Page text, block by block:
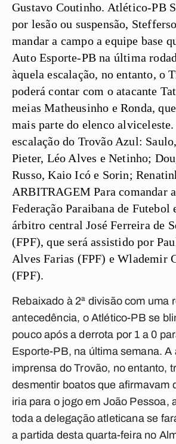
Gustavo Coutinho. Atlético-PB
por lesão ou suspensão,
mandar a campo a equipe base
Auto Esporte-PB na última
àquela escalação, no entanto, o
poderá contar com o atacante
meias Matheusinho e Ronda,
mais parte do elenco alviceleste.
escalação do Trovão Azul:
Pieter, Léo Alves e Netinho;
Russo, Kaio Icó e Sorin;
ARBITRAGEM Para comandar
Federação Paraibana de Futebol
árbitro central José Ferreira de
(FPF), que será assistido por
Alves Farias (FPF) e Wlademir
(FPF).
Rebaixado à 2ª divisão com uma
antecedência, o Atlético-PB se
pouco após a derrota por 1 a 0
Esporte-PB, na última semana. A
imprensa do Trovão, no entanto,
desmentir boatos que afirmavam
iria para o jogo em João Pessoa,
toda a delegação atleticana se
a partida desta quarta-feira no